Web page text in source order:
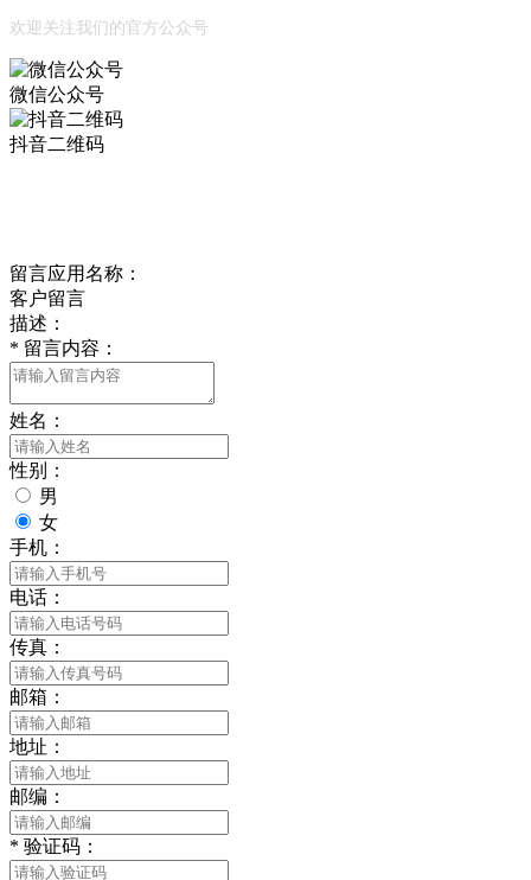
欢迎关注我们的官方公众号
微信公众号
抖音二维码
留言应用名称：
客户留言
描述：
* 留言内容：
姓名：
性别：
男
女
手机：
电话：
传真：
邮箱：
地址：
邮编：
* 验证码：